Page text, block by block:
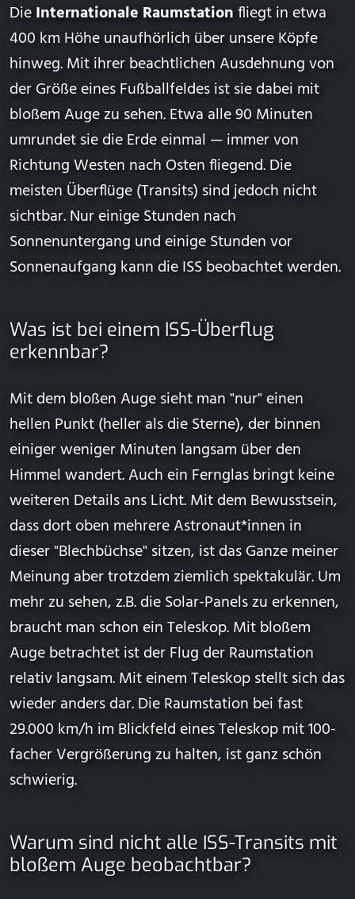
DieInternationale Raumstationfliegt in etwa
400 km Höhe unaufhörlich über unsere Köpfe
hinweg. Mit ihrer beachtlichen Ausdehnung von
der Größe eines Fußballfeldes ist sie dabei mit
bloßem Auge zu sehen. Etwa alle 90 Minuten
umrundet sie die Erde einmal — immer von
Richtung Westen nach Osten fliegend. Die
meisten Überflüge (Transits) sind jedoch nicht
sichtbar. Nur einige Stunden nach
Sonnenuntergang und einige Stunden vor
Sonnenaufgang kann die ISS beobachtet werden.
Was ist bei einem ISS-Überflug
erkennbar?
Mit dem bloßen Auge sieht man "nur" einen
hellen Punkt (heller als die Sterne), der binnen
einiger weniger Minuten langsam über den
Himmel wandert. Auch ein Fernglas bringt keine
weiteren Details ans Licht. Mit dem Bewusstsein,
dass dort oben mehrere Astronaut*innen in
dieser "Blechbüchse" sitzen, ist das Ganze meiner
Meinung aber trotzdem ziemlich spektakulär. Um
mehr zu sehen, z.B. die Solar-Panels zu erkennen,
braucht man schon ein Teleskop. Mit bloßem
Auge betrachtet ist der Flug der Raumstation
relativ langsam. Mit einem Teleskop stellt sich das
wieder anders dar. Die Raumstation bei fast
29.000 km/h im Blickfeld eines Teleskop mit 100-
facher Vergrößerung zu halten, ist ganz schön
schwierig.
Warum sind nicht alle ISS-Transits mit
bloßem Auge beobachtbar?